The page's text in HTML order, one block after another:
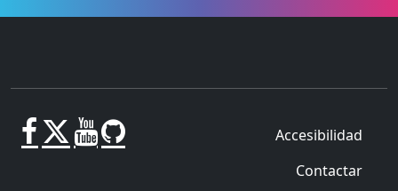
Accesibilidad
Contactar